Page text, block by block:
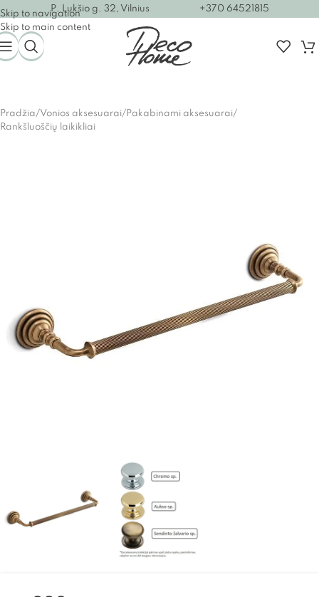
Skip to navigation
Skip to main content
P. Lukšio g. 32, Vilnius +370 64521815
Pradžia/Vonios aksesuarai/Pakabinami aksesuarai/
Rankšluoščių laikikliai